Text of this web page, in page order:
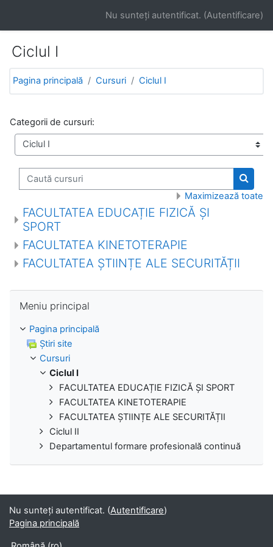
Nu sunteţi autentificat. (Autentificare)
Ciclul I
Pagina principală Cursuri Ciclul I
Categorii de cursuri:
Caută cursuri
Caută
Maximizează toate
FACULTATEA EDUCAȚIE FIZICĂ ȘI
SPORT
FACULTATEA KINETOTERAPIE
FACULTATEA ȘTIINȚE ALE SECURITĂȚII
Meniu principal
Pagina principală
Ştiri site
Cursuri
Ciclul I
FACULTATEA EDUCAȚIE FIZICĂ ȘI SPORT
FACULTATEA KINETOTERAPIE
FACULTATEA ȘTIINȚE ALE SECURITĂȚII
Ciclul II
Departamentul formare profesională continuă
Nu sunteţi autentificat. (Autentificare)
Pagina principală